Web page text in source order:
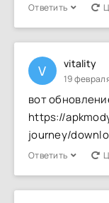
Ответить
V vitality
19
вот
https://
journey/
Ответить